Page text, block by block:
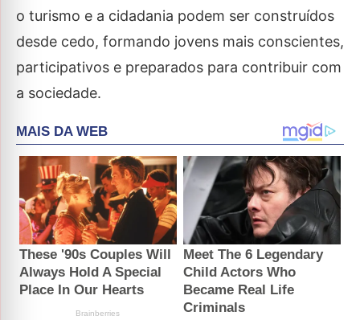
o turismo e a cidadania podem ser construídos
desde cedo, formando jovens mais conscientes,
participativos e preparados para contribuir com
a sociedade.